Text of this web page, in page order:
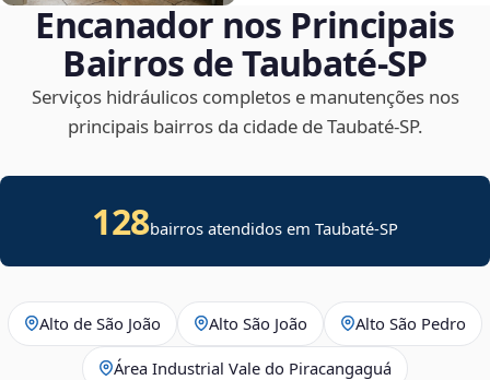
Encanador nos Principais
Bairros de Taubaté‑SP
Serviços hidráulicos completos e manutenções nos
principais bairros da cidade de Taubaté‑SP.
128bairros atendidos em Taubaté-SP
Alto de São João Alto São João Alto São Pedro
Área Industrial Vale do Piracangaguá